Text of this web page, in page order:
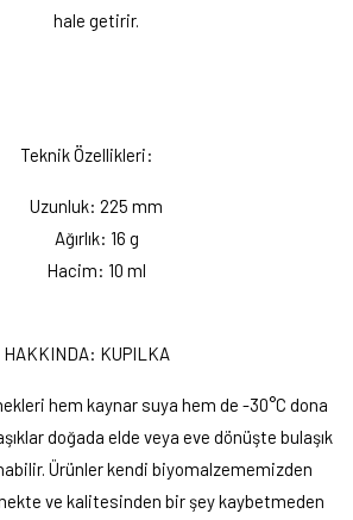
hale getirir.
Teknik Özellikleri:
Uzunluk: 225 mm
Ağırlık: 16 g
Hacim: 10 ml
HAKKINDA: KUPILKA
hem kaynar suya hem de -30°C dona
doğada elde veya eve dönüşte bulaşık
Ürünler kendi biyomalzememizden
ve kalitesinden bir şey kaybetmeden